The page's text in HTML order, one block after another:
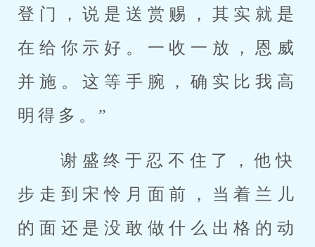
登门，说是送赏赐，其实就是
在给你示好。一收一放，恩威
并施。这等手腕，确实比我高
明得多。”
步走到宋怜月面前，当着兰儿
的面还是没敢做什么出格的动